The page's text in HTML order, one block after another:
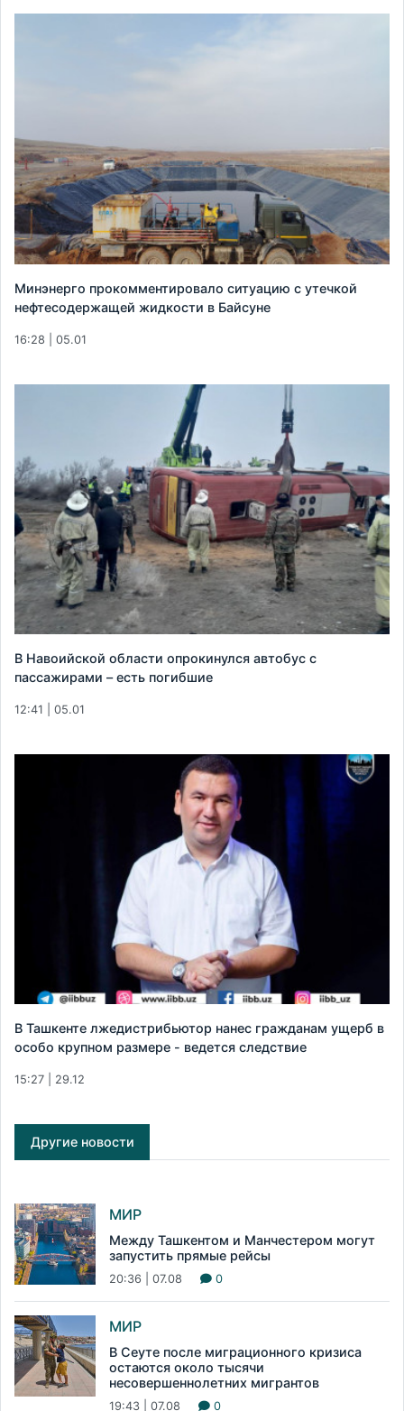
Минэнерго прокомментировало ситуацию с утечкой
нефтесодержащей жидкости в Байсуне
16:28 | 05.01
В Навоийской области опрокинулся автобус с
пассажирами – есть погибшие
12:41 | 05.01
В Ташкенте лжедистрибьютор нанес гражданам ущерб в
особо крупном размере - ведется следствие
15:27 | 29.12
Другие новости
МИР
Между Ташкентом и Манчестером могут
запустить прямые рейсы
20:36 | 07.08 0
МИР
В Сеуте после миграционного кризиса
остаются около тысячи
несовершеннолетних мигрантов
19:43 | 07.08 0